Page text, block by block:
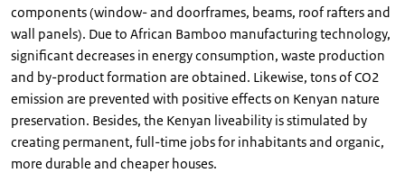
components (window- and doorframes, beams, roof rafters and
wall panels). Due to African Bamboo manufacturing technology,
significant decreases in energy consumption, waste production
and by-product formation are obtained. Likewise, tons of CO2
emission are prevented with positive effects on Kenyan nature
preservation. Besides, the Kenyan liveability is stimulated by
creating permanent, full-time jobs for inhabitants and organic,
more durable and cheaper houses.